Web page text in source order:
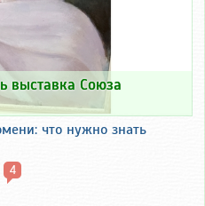
выставка Союза
что нужно знать
4